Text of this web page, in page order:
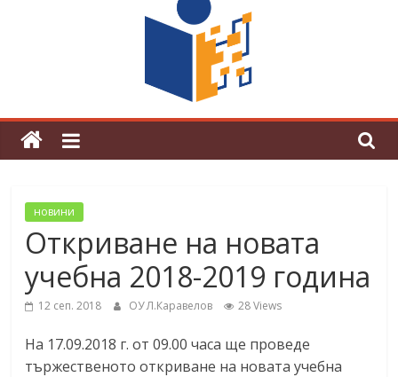
поредна награда от конкурс на
център за развитие на човешките
ресурси (ЦРЧР)
новини
Откриване на новата
учебна 2018-2019 година
12 сеп. 2018 ОУ Л.Каравелов 28 Views
На 17.09.2018 г. от 09.00 часа ще проведе
тържественото откриване на новата учебна